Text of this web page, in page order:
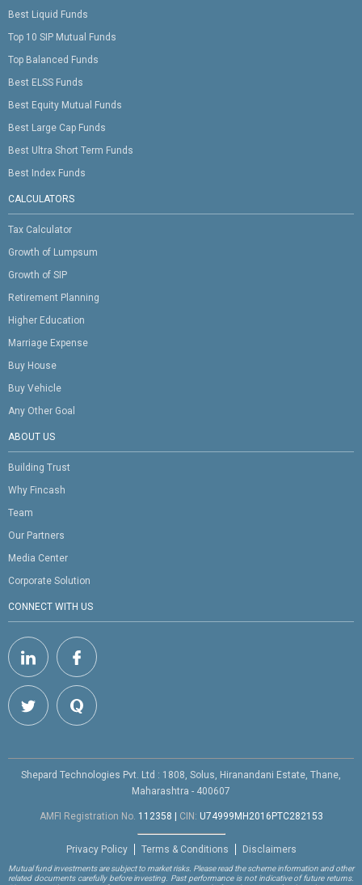
Best Liquid Funds
Top 10 SIP Mutual Funds
Top Balanced Funds
Best ELSS Funds
Best Equity Mutual Funds
Best Large Cap Funds
Best Ultra Short Term Funds
Best Index Funds
CALCULATORS
Tax Calculator
Growth of Lumpsum
Growth of SIP
Retirement Planning
Higher Education
Marriage Expense
Buy House
Buy Vehicle
Any Other Goal
ABOUT US
Building Trust
Why Fincash
Team
Our Partners
Media Center
Corporate Solution
CONNECT WITH US
Shepard Technologies Pvt. Ltd : 1808, Solus, Hiranandani Estate, Thane,
Maharashtra - 400607
AMFI Registration No. 112358 CIN: U74999MH2016PTC282153
Privacy Policy Terms & Conditions Disclaimers
Mutual fund investments are subject to market risks. Please read the scheme information and other
related documents carefully before investing. Past performance is not indicative of future returns.